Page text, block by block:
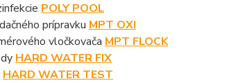
POLY POOL
prípravku MPT OXI
vločkovača MPT FLOCK
HARD WATER FIX
HARD WATER TEST